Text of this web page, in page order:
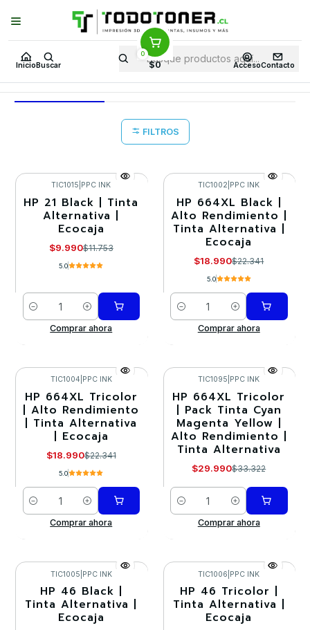
Inicio Buscar
0
$0 AccesoContacto
Puedes Elegir: Comprar enTienda· Despachoa Todo Chile · Retiro en
Tienda en24 Horas
Inicio Tintas para impresoras Tinta Alternativa HP
HP
FILTROS
-15%
TIC1015 PPC INK
HP 21 Black | Tinta
Alternativa |
Ecocaja
$9.990$11.753
5.0
Cantidad
Comprar ahora
-15%
TIC1002 PPC INK
HP 664XL Black |
Alto Rendimiento |
Tinta Alternativa |
Ecocaja
$18.990$22.341
5.0
Cantidad
Comprar ahora
-15%
TIC1004 PPC INK
HP 664XL Tricolor
| Alto Rendimiento
| Tinta Alternativa
| Ecocaja
$18.990$22.341
5.0
Cantidad
Comprar ahora
-10%
TIC1095 PPC INK
HP 664XL Tricolor
| Pack Tinta Cyan
Magenta Yellow |
Alto Rendimiento |
Tinta Alternativa
$29.990$33.322
Cantidad
Comprar ahora
-15%
TIC1005 PPC INK
HP 46 Black |
Tinta Alternativa |
Ecocaja
-15%
Agotado
TIC1006 PPC INK
HP 46 Tricolor |
Tinta Alternativa |
Ecocaja